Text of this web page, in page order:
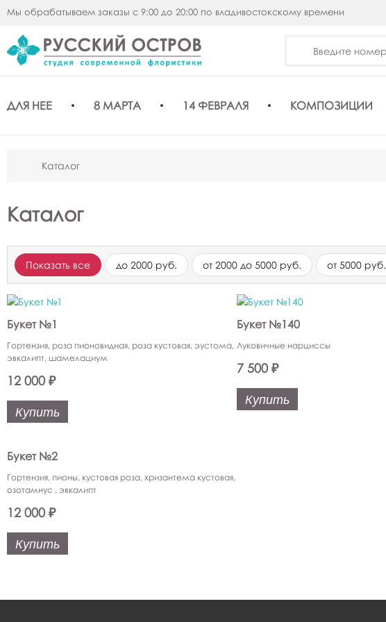
Мы обрабатываем заказы с 9:00 до 20:00 по владивостокскому времени
ДЛЯ НЕЕ 8 МАРТА 14 ФЕВРАЛЯ КОМПОЗИЦИИ
Каталог
Каталог
Показать все до 2000 руб. от 2000 до 5000 руб. от 5000 руб.
Букет №1
Гортензия, роза пионовидная, роза кустовая, эустома,
эвкалипт, шамелациум
12 000 ₽
Купить
Букет №140
Луковичные нарциссы
7 500 ₽
Купить
Букет №2
Гортензия, пионы, кустовая роза, хризантема кустовая,
озотамнус , эвкалипт
12 000 ₽
Купить